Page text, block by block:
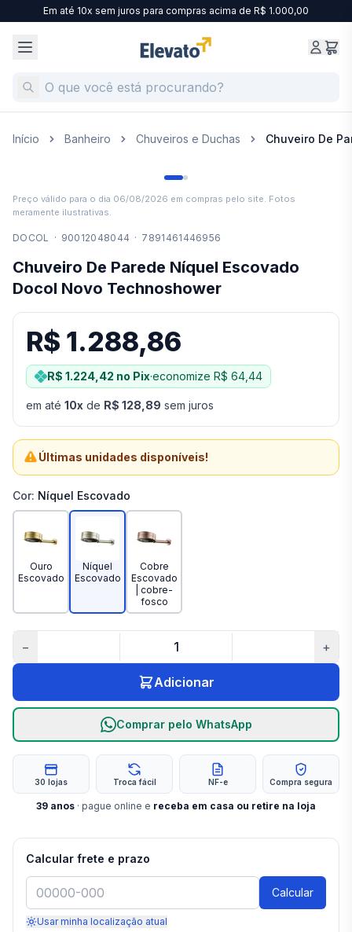
Em até 10x sem juros para compras acima de R$ 1.000,00
Início Banheiro Chuveiros e Duchas Chuveiro De
Preço válido para o dia 06/08/2026 em compras pelo site. Fotos
meramente ilustrativas.
DOCOL · 90012048044 · 7891461446956
Chuveiro De Parede Níquel Escovado
Docol Novo Technoshower
R$ 1.288,86
R$ 1.224,42 no Pix·economize R$ 64,44
em até 10x de R$ 128,89 sem juros
Últimas unidades disponíveis!
Cor: Níquel Escovado
Ouro
Escovado
Níquel
Escovado
Cobre
Escovado
| cobre-
fosco
− +
Adicionar
Comprar pelo WhatsApp
30 lojas Troca fácil NF-e Compra segura
39 anos · pague online e receba em casa ou retire na loja
Calcular frete e prazo
Calcular
Usar minha localização atual